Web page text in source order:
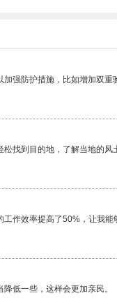
强防护措施，比如增加双重
找到目的地，了解当地的风
作效率提高了50%，让我能
低一些，这样会更加亲民。